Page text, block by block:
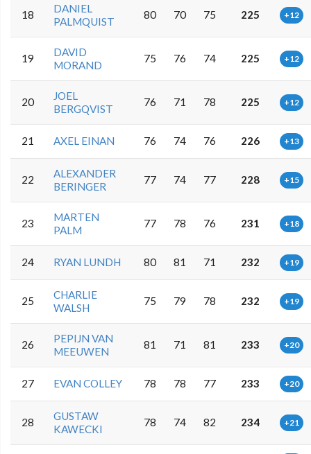
18
DANIEL
PALMQUIST
80 70 75 225 +12
19
DAVID
MORAND
75 76 74 225 +12
20
JOEL
BERGQVIST
76 71 78 225 +12
21 AXEL EINAN 76 74 76 226 +13
22
ALEXANDER
BERINGER
77 74 77 228 +15
23
MARTEN
PALM
77 78 76 231 +18
24 RYAN LUNDH 80 81 71 232 +19
25
CHARLIE
WALSH
75 79 78 232 +19
26
PEPIJN VAN
MEEUWEN
81 71 81 233 +20
27 EVAN COLLEY 78 78 77 233 +20
28
GUSTAW
KAWECKI
78 74 82 234 +21